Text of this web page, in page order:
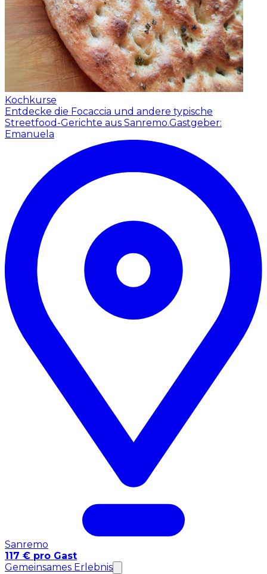
Kochkurse
Entdecke die Focaccia und andere typische
Streetfood-Gerichte aus Sanremo.Gastgeber:
Emanuela
Sanremo
117 € pro Gast
Gemeinsames Erlebnis